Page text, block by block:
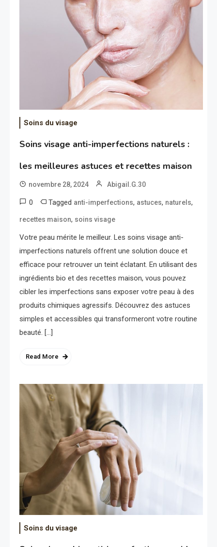
Soins du visage
Soins visage anti-imperfections naturels :
les meilleures astuces et recettes maison
novembre 28, 2024 Abigail.G.30
0 Tagged anti-imperfections, astuces, naturels,
recettes maison, soins visage
Votre peau mérite le meilleur. Les soins visage anti-
imperfections naturels offrent une solution douce et
efficace pour retrouver un teint éclatant. En utilisant des
ingrédients bio et des recettes maison, vous pouvez
cibler les imperfections sans exposer votre peau à des
produits chimiques agressifs. Découvrez des astuces
simples et accessibles qui transformeront votre routine
beauté. […]
Read More
Soins du visage